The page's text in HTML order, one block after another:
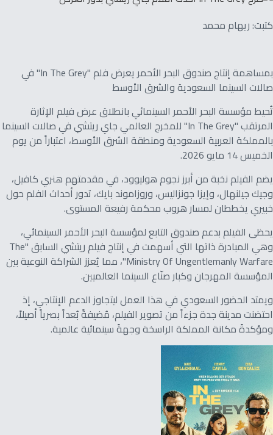
كتبت: ريهام محمد
بمساهمة إنتاج صندوق البحر الأحمر يعرض فلم "In The Grey" في
صالات السينما السعودية والشرق الأوسط
تُحيط مؤسسة البحر الأحمر السينمائي بانطلاق عرض فيلم الإثارة
المرتقب "In The Grey" للمخرج العالمي جاي ريتشي في صالات السينما
بالمملكة العربية السعودية ومنطقة الشرق الأوسط، اعتباراً من يوم
الخميس 14 مايو 2026.
يضم الفيلم نخبة من أبرز نجوم هوليوود، في مقدمتهم هنري كافيل،
وجيك جيلنهال، وإيزا جونزاليس، وروزاموند بايك، تدور أحداث الفلم حول
خبيري يخططان لمسار هروب محكمة رفيعة المستوى.
يحظى الفيلم بدعم صندوق التابع لمؤسسة البحر الأحمر السينمائي،
وهي المبادرة ذاتها التي أسهمت في إنتاج فيلم ريتشي السابق "The
Ministry Of Ungentlemanly Warfare"، مما يُعزز الشراكة النوعية بين
المؤسسة المهرجان وكبار صنّاع السينما العالميين.
ويمتد الحضور السعودي في هذا العمل ليتجاوز الدعم الإنتاجي، إذ
احتضنت مدينة جدة جزءاً من تصوير الفيلم، مُضيفةً بُعداً بصرياً أصيلاً،
ومؤكدةً مكانة المملكة الراسخة وجهةً سينمائية عالمية.